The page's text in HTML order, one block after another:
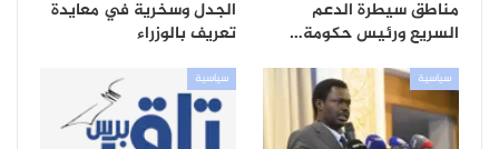
مناطق سيطرة الدعم
السريع ورئيس حكومة…
الجدل وسخرية في معايدة
تعريف بالوزراء
سياسية سياسية